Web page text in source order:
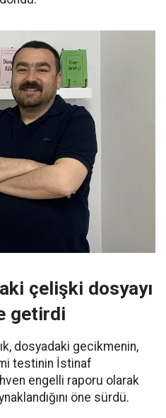
çelişki dosyayı
getirdi
dosyadaki gecikmenin,
testinin İstinaf
engelli raporu olarak
öne sürdü.